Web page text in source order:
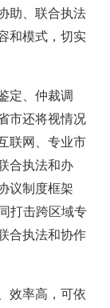
助、联合执法
和模式，切实
定、仲裁调
市还将视情况
联网、专业市
合执法和办
议制度框架
打击跨区域专
合执法和协作
率高，可依